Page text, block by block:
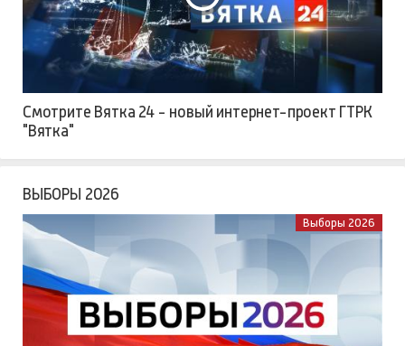
Смотрите Вятка 24 - новый интернет-проект ГТРК
"Вятка"
ВЫБОРЫ 2026
Выборы 2026